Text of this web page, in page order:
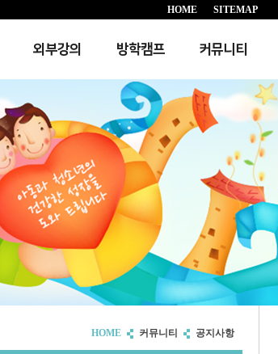
HOME SITEMAP
외부강의 방학캠프 커뮤니티
HOME 커뮤니티 공지사항